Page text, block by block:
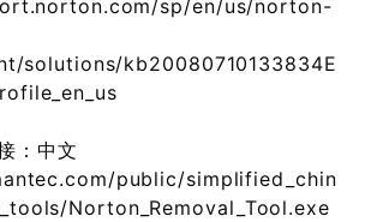
sp/en/us/norton-
solutions/kb20080710133834E
：中文
public/simplified_chin
Norton_Removal_Tool.exe